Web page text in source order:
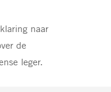
naar
de
leger.